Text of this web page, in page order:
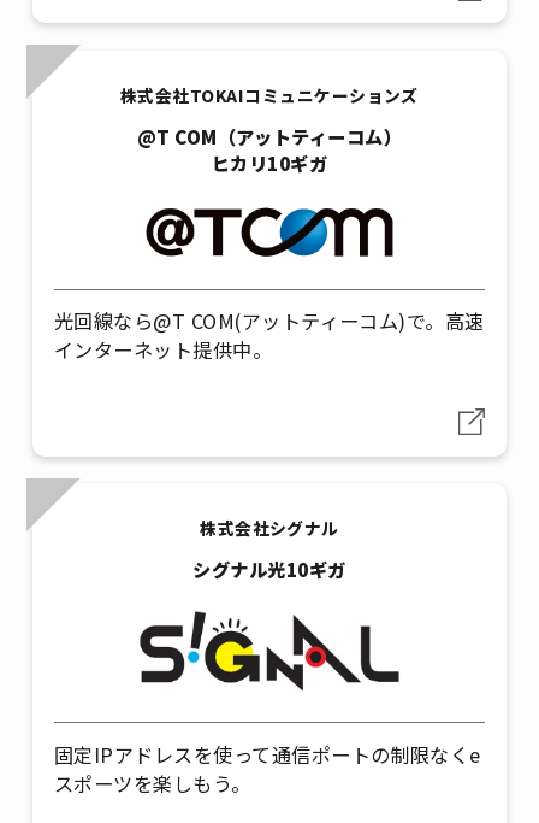
株式会社TOKAIコミュニケーションズ
@T COM（アットティーコム）
ヒカリ10ギガ
光回線なら@T COM(アットティーコム)で。高速
インターネット提供中。
株式会社シグナル
シグナル光10ギガ
固定IPアドレスを使って通信ポートの制限なくe
スポーツを楽しもう。